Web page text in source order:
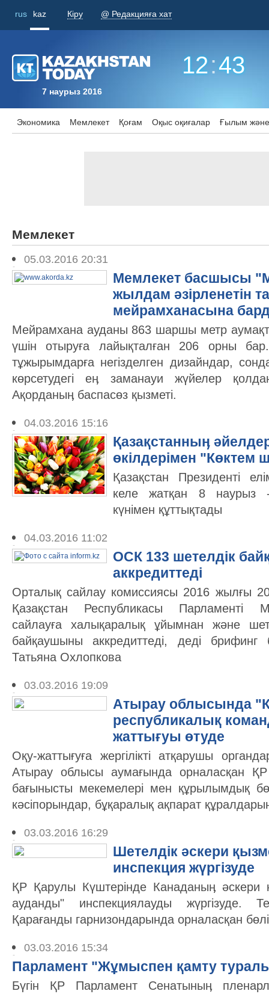
rus kaz Кіру @ Редакцияға хат
7 наурыз 2016
12:43
Экономика Мемлекет Қоғам Оқыс оқиғалар Ғылым және
Мемлекет
05.03.2016 20:31
Мемлекет басшысы
жылдам әзірленетін
мейрамханасына
Мейрамхана ауданы 863 шаршы метр
үшін отыруға лайықталған 206 орны
тұжырымдарға негізделген дизайндар,
көрсетудегі еӊ заманауи жүйелер
Ақорданыӊ баспасөз қызметі.
04.03.2016 15:16
Қазақстанныӊ
өкілдерімен "Көктем
Қазақстан Президенті
келе жатқан 8 наурыз
күнімен құттықтады
04.03.2016 11:02
ОСК 133 шетелдік
аккредиттеді
Орталық сайлау комиссиясы 2016 жылғы
Қазақстан Республикасы Парламенті
сайлауға халықаралық ұйымнан және
байқаушыны аккредиттеді, деді
Татьяна Охлопкова
03.03.2016 19:09
Атырау облысында
республикалық
жаттығуы өтуде
Оқу-жаттығуға жергілікті атқарушы
Атырау облысы аумағында орналасқан
бағынысты мекемелері мен құрылымдық
кәсіпорындар, бұқаралық ақпарат
03.03.2016 16:29
Шетелдік әскери
инспекция жүргізуде
ҚР Қарулы Күштерінде Канаданыӊ әскери
ауданды" инспекциялауды жүргізуде.
Қарағанды гарнизондарында орналасқан
03.03.2016 15:34
Парламент "Жұмыспен қамту
Бүгін ҚР Парламент Сенатыныӊ